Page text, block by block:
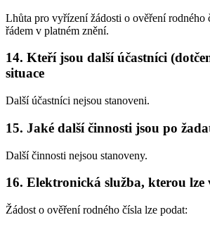
Lhůta pro vyřízení žádosti o ověření rodného
řádem v platném znění.
14. Kteří jsou další účastníci
situace
Další účastníci nejsou stanoveni.
15. Jaké další činnosti jsou po
Další činnosti nejsou stanoveny.
16. Elektronická služba, kterou lze
Žádost o ověření rodného čísla lze podat: